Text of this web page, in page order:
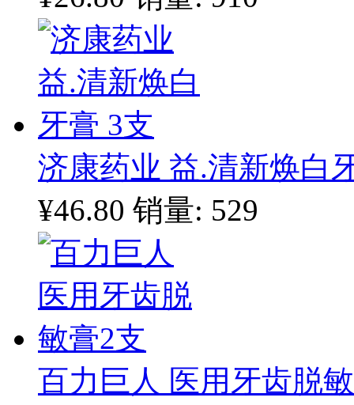
济康药业 益.清新焕白
¥46.80 销量: 529
百力巨人 医用牙齿脱